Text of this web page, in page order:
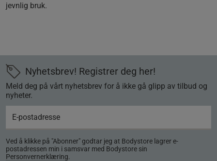
jevnlig bruk.
Nyhetsbrev! Registrer deg her!
Meld deg på vårt nyhetsbrev for å ikke gå glipp av tilbud og
nyheter.
Ved å klikke på "Abonner" godtar jeg at Bodystore lagrer e-
postadressen min i samsvar med Bodystore sin
Personvernerklæring.